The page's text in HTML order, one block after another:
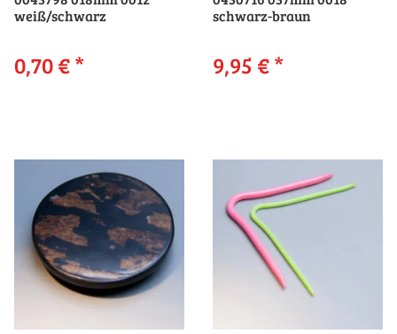
weiß/schwarz
0,70 €*
schwarz-braun
9,95 €*